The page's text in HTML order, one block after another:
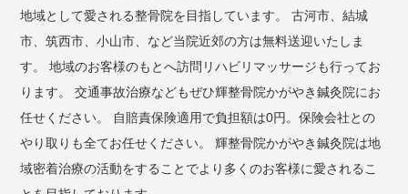
地域として愛される整骨院を目指しています。 古河市、結城
市、筑西市、小山市、など当院近郊の方は無料送迎いたしま
す。 地域のお客様のもとへ訪問リハビリマッサージも行ってお
ります。 交通事故治療などもぜひ輝整骨院かがやき鍼灸院にお
任せください。 自賠責保険適用で負担額は0円。保険会社との
やり取りも全てお任せください。 輝整骨院かがやき鍼灸院は地
域密着治療の活動をすることでより多くのお客様に愛されるこ